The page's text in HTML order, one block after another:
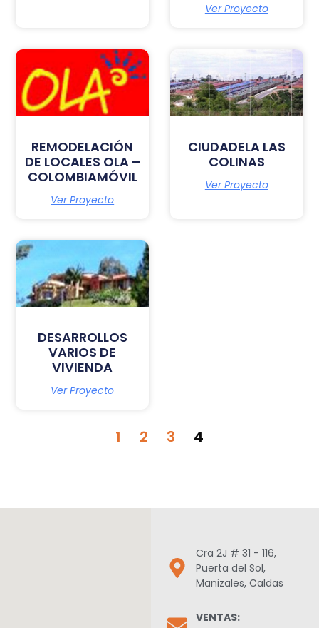
Ver Proyecto
REMODELACIÓN
DE LOCALES OLA –
COLOMBIAMÓVIL
Ver Proyecto
CIUDADELA LAS
COLINAS
Ver Proyecto
DESARROLLOS
VARIOS DE
VIVIENDA
Ver Proyecto
1 2 3 4
Cra 2J # 31 - 116,
Puerta del Sol,
Manizales, Caldas
VENTAS: